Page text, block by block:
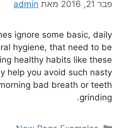
פבר 21, 2016 מאת admin
ignore some basic, daily
hygiene, that need to be
healthy habits like these
help you avoid such nasty
bad breath or teeth
grinding.